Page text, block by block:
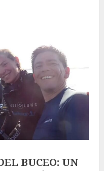
BUCEO: UN